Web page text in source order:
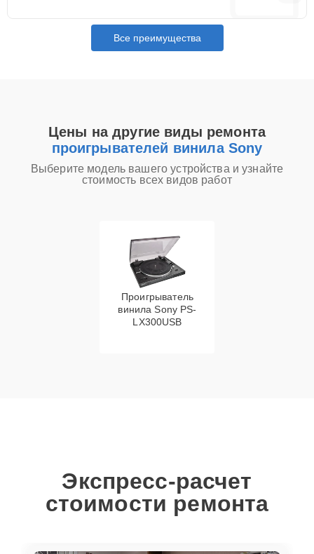
Все преимущества
Цены на другие виды ремонта
проигрывателей винила Sony
Выберите модель вашего устройства и узнайте
стоимость всех видов работ
Проигрыватель
винила Sony PS-
LX300USB
Экспресс-расчет
стоимости ремонта